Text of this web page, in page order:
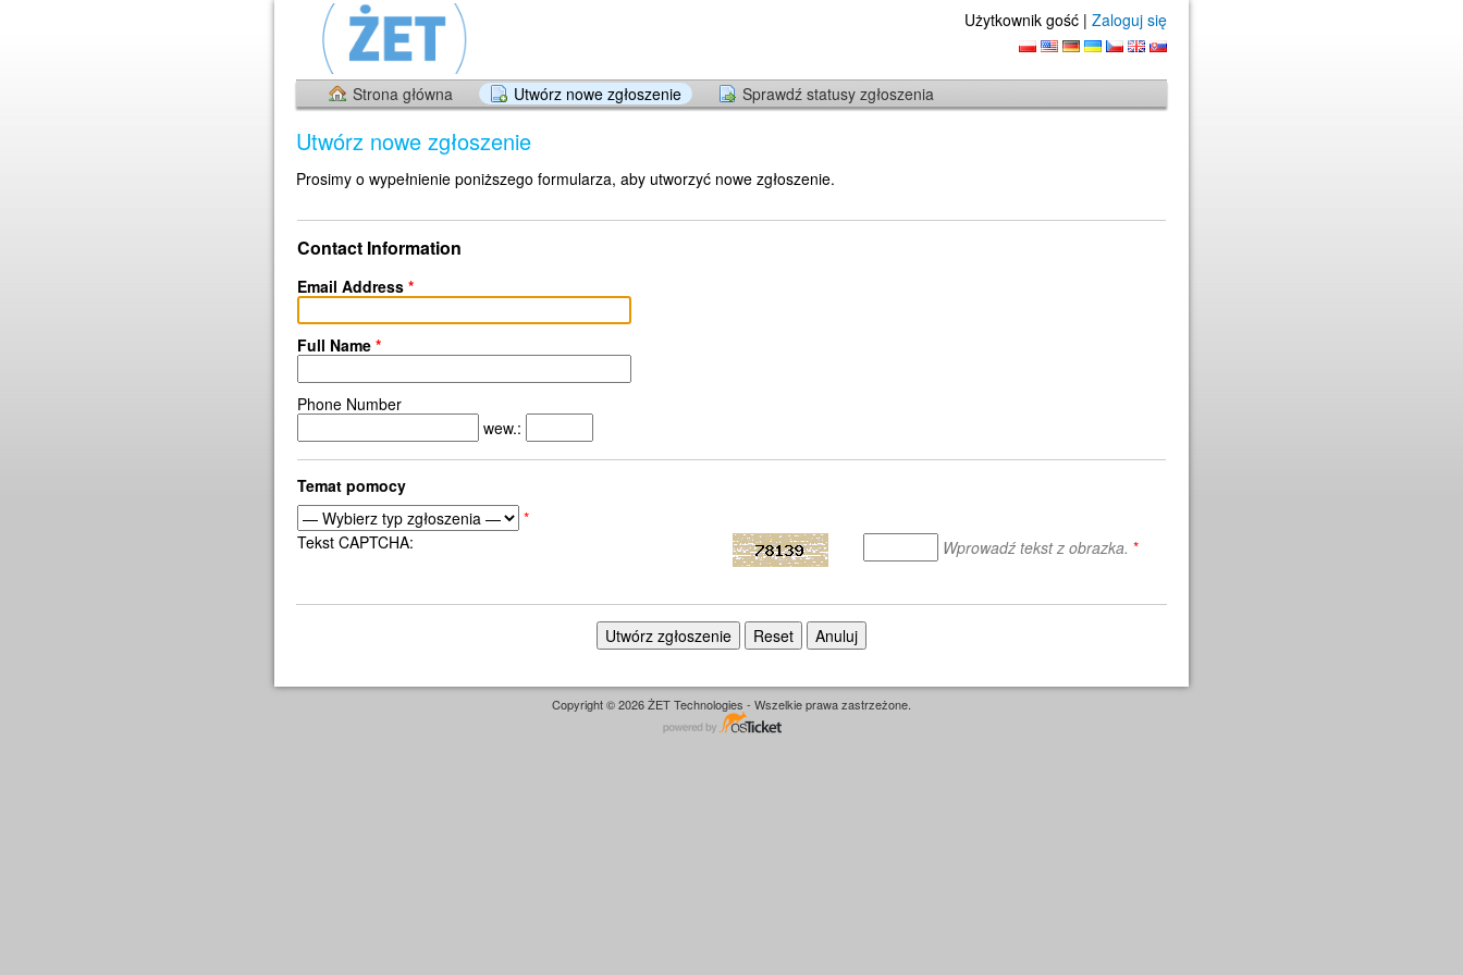
Użytkownik gość | Zaloguj się
Strona główna Utwórz nowe zgłoszenie Sprawdź statusy zgłoszenia
Utwórz nowe zgłoszenie
Prosimy o wypełnienie poniższego formularza, aby utworzyć nowe zgłoszenie.
Contact Information
Email Address *
Full Name *
Phone Number
wew.:
Temat pomocy
*
Tekst CAPTCHA:
Wprowadź tekst z obrazka. *
Copyright © 2026 ŻET Technologies - Wszelkie prawa zastrzeżone.